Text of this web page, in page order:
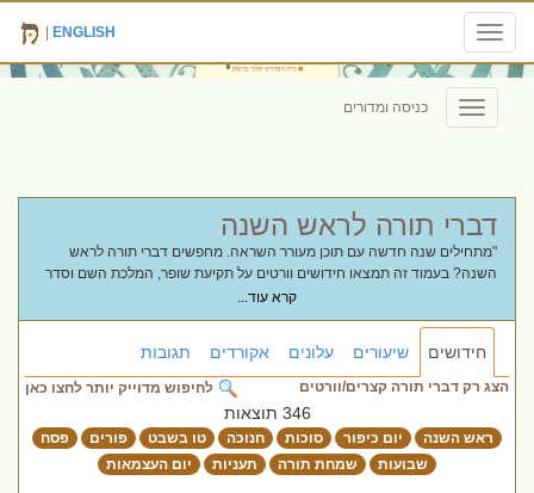
Toggle
navigation
ENGLISH
Toggle
navigation
כניסה ומדורים
דברי תורה לראש השנה
"מתחילים שנה חדשה עם תוכן מעורר השראה. מחפשים דברי תורה לראש
השנה? בעמוד זה תמצאו חידושים וורטים על תקיעת שופר, המלכת השם וסדר
הסימנים. ריכזנו עבורכם מאמרים שיעזרו לכם להגיע ליום הדין עם תובנות
עמוקות ורעיונות מרתקים לשולחן החג."
קרא עוד...
חידושים שיעורים עלונים אקורדים תגובות
לחיפוש מדוייק יותר לחצו כאן הצג רק דברי תורה קצרים/וורטים
346 תוצאות
ראש השנה יום כיפור סוכות חנוכה טו בשבט פורים
פסח
שבועות
שמחת תורה תעניות יום העצמאות